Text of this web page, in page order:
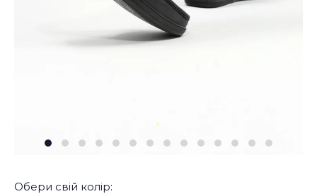
Обери свій колір: